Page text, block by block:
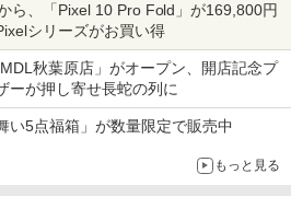
ら、「Pixel 10 Pro Fold」が169,800円
シリーズがお買い得
秋葉原店」がオープン、開店記念プ
ーが押し寄せ長蛇の列に
い5点福箱」が数量限定で販売中
もっと見る